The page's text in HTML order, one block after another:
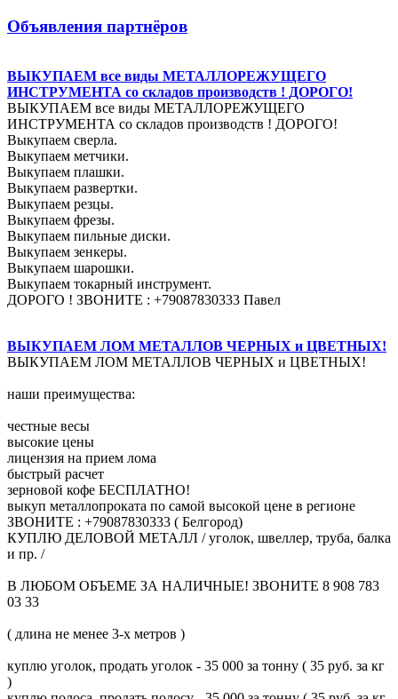
Объявления партнёров
ВЫКУПАЕМ все виды МЕТАЛЛОРЕЖУЩЕГО
ИНСТРУМЕНТА со складов производств ! ДОРОГО!
ВЫКУПАЕМ все виды МЕТАЛЛОРЕЖУЩЕГО
ИНСТРУМЕНТА со складов производств ! ДОРОГО!
Выкупаем сверла.
Выкупаем метчики.
Выкупаем плашки.
Выкупаем развертки.
Выкупаем резцы.
Выкупаем фрезы.
Выкупаем пильные диски.
Выкупаем зенкеры.
Выкупаем шарошки.
Выкупаем токарный инструмент.
ДОРОГО ! ЗВОНИТЕ : +79087830333 Павел
ВЫКУПАЕМ ЛОМ МЕТАЛЛОВ ЧЕРНЫХ и ЦВЕТНЫХ!
ВЫКУПАЕМ ЛОМ МЕТАЛЛОВ ЧЕРНЫХ и ЦВЕТНЫХ!
наши преимущества:
честные весы
высокие цены
лицензия на прием лома
быстрый расчет
зерновой кофе БЕСПЛАТНО!
выкуп металлопроката по самой высокой цене в регионе
ЗВОНИТЕ : +79087830333 ( Белгород)
КУПЛЮ ДЕЛОВОЙ МЕТАЛЛ / уголок, швеллер, труба, балка
и пр. /
В ЛЮБОМ ОБЪЕМЕ ЗА НАЛИЧНЫЕ! ЗВОНИТЕ 8 908 783
03 33
( длина не менее 3-х метров )
куплю уголок, продать уголок - 35 000 за тонну ( 35 руб. за кг
)